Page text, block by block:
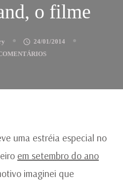
o filme
24/01/2014
EM
FILME
uma estréia especial no
em setembro do ano
imaginei que